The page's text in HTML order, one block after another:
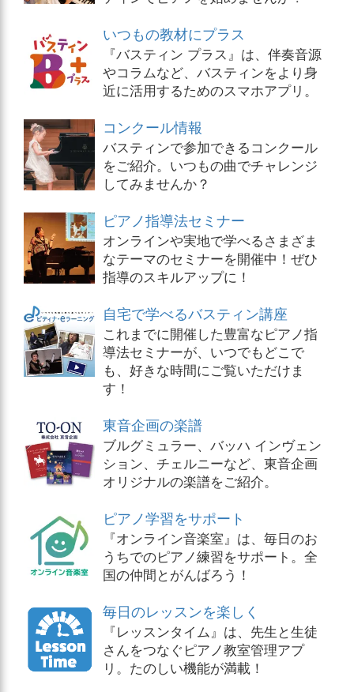
いつもの教材にプラス
『バスティン プラス』は、伴奏音源
やコラムなど、バスティンをより身
近に活用するためのスマホアプリ。
コンクール情報
バスティンで参加できるコンクール
をご紹介。いつもの曲でチャレンジ
してみませんか？
ピアノ指導法セミナー
オンラインや実地で学べるさまざま
なテーマのセミナーを開催中！ぜひ
指導のスキルアップに！
自宅で学べるバスティン講座
これまでに開催した豊富なピアノ指
導法セミナーが、いつでもどこで
も、好きな時間にご覧いただけま
す！
東音企画の楽譜
ブルグミュラー、バッハ インヴェン
ション、チェルニーなど、東音企画
オリジナルの楽譜をご紹介。
ピアノ学習をサポート
『オンライン音楽室』は、毎日のお
うちでのピアノ練習をサポート。全
国の仲間とがんばろう！
毎日のレッスンを楽しく
『レッスンタイム』は、先生と生徒
さんをつなぐピアノ教室管理アプ
リ。たのしい機能が満載！